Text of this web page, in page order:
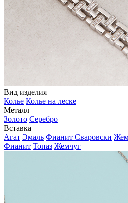
Вид изделия
Колье Колье на леске
Металл
Золото Серебро
Вставка
Агат Эмаль Фианит Сваровски
Фианит Топаз Жемчуг